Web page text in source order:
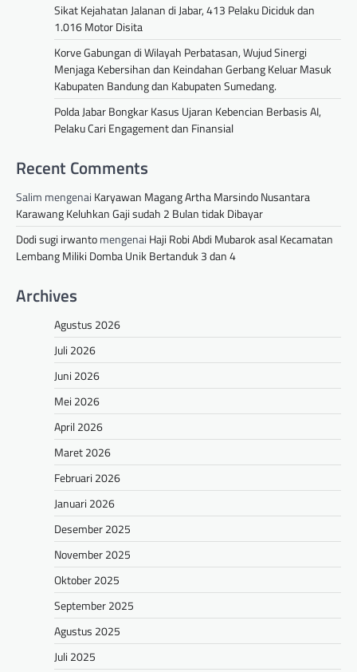
Sikat Kejahatan Jalanan di Jabar, 413 Pelaku Diciduk dan
1.016 Motor Disita
Korve Gabungan di Wilayah Perbatasan, Wujud Sinergi
Menjaga Kebersihan dan Keindahan Gerbang Keluar Masuk
Kabupaten Bandung dan Kabupaten Sumedang.
Polda Jabar Bongkar Kasus Ujaran Kebencian Berbasis AI,
Pelaku Cari Engagement dan Finansial
Recent Comments
Salim mengenai Karyawan Magang Artha Marsindo Nusantara
Karawang Keluhkan Gaji sudah 2 Bulan tidak Dibayar
Dodi sugi irwantomengenai Haji Robi Abdi Mubarok asal Kecamatan
Lembang Miliki Domba Unik Bertanduk 3 dan 4
Archives
Agustus 2026
Juli 2026
Juni 2026
Mei 2026
April 2026
Maret 2026
Februari 2026
Januari 2026
Desember 2025
November 2025
Oktober 2025
September 2025
Agustus 2025
Juli 2025